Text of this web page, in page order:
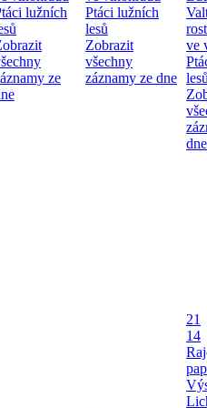
lužních
ze
Ptáci lužních
lesů
Zobrazit
všechny
záznamy ze dne
ve
dne
21
14